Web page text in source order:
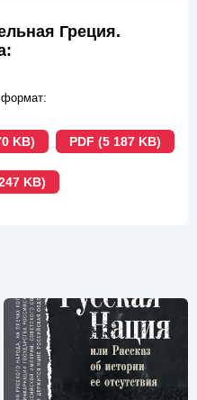
Греция.
KB) PDF (5 187 KB)
KB)